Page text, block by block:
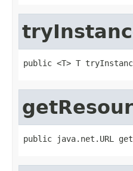
public <T> T
public java.net.URL